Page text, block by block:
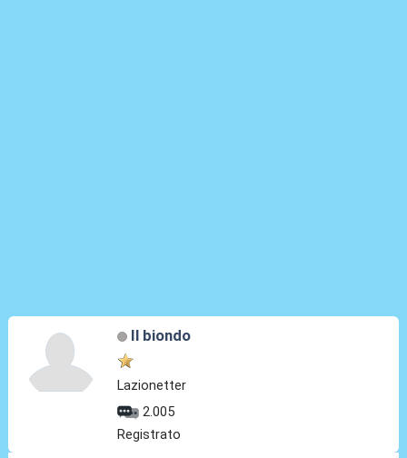
Il biondo
Lazionetter
2.005
Registrato